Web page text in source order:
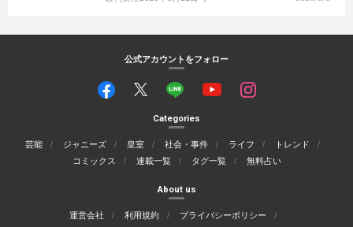
公式アカウントをフォロー
Categories
芸能 ジャニーズ 皇室 社会・事件 ライフ
トレンド
コミックス
連載一覧 タグ一覧 無料占い
About us
運営会社 利用規約
プライバシーポリシー